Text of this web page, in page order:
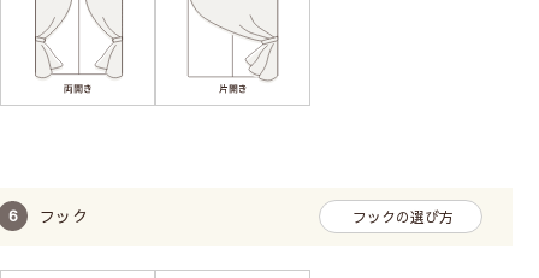
フック フックの選び方